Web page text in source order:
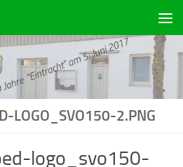
LOGO_SVO150-2.PNG
logo_svo150-